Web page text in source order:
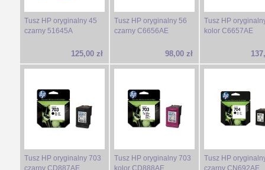
Tusz HP oryginalny 45
czarny 51645A
125,00 zł
Tusz HP oryginalny 56
czarny C6656AE
98,00 zł
Tusz HP
kolor C6657AE
Tusz HP oryginalny 703
Tusz HP oryginalny 703
Tusz HP